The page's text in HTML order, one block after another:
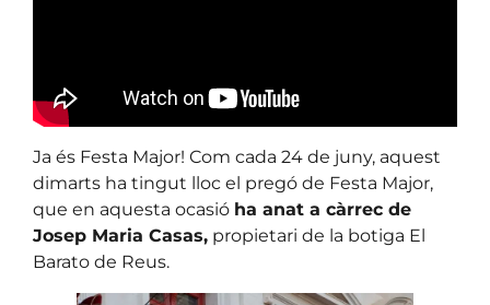
Ja és Festa Major! Com cada 24 de juny, aquest
dimarts ha tingut lloc el pregó de Festa Major,
que en aquesta ocasió ha anat a càrrec de
Josep Maria Casas, propietari de la botiga El
Barato de Reus.